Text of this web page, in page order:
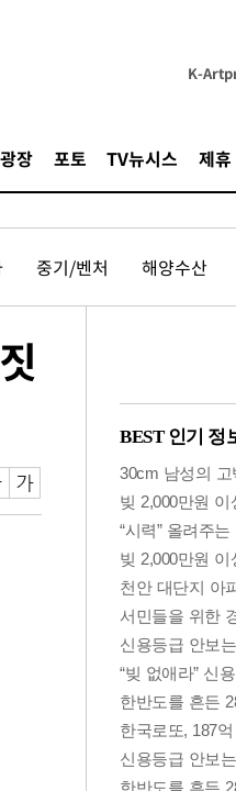
K-
광장 포토 TV뉴시스 제
중기/벤처 해양수산